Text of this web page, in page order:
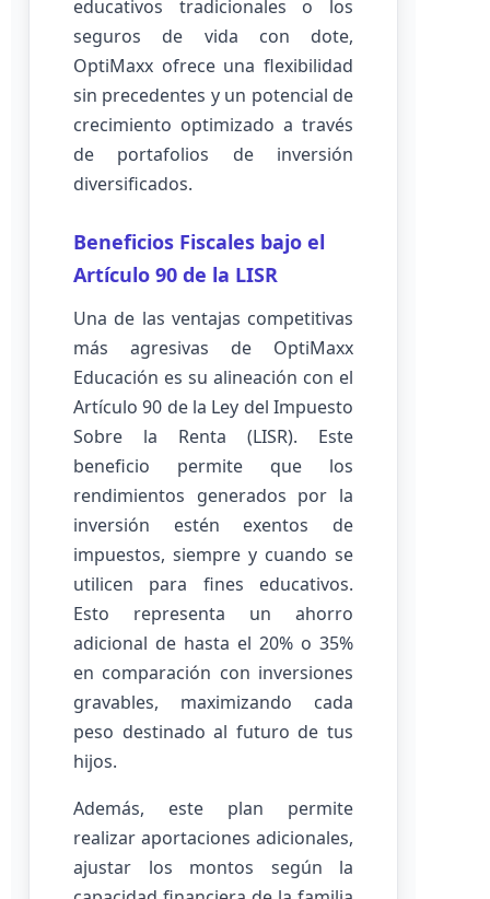
educativos tradicionales o los
seguros de vida con dote,
OptiMaxx ofrece una flexibilidad
sin precedentes y un potencial de
crecimiento optimizado a través
de portafolios de inversión
diversificados.
Beneficios Fiscales bajo el
Artículo 90 de la LISR
Una de las ventajas competitivas
más agresivas de OptiMaxx
Educación es su alineación con el
Artículo 90 de la Ley del Impuesto
Sobre la Renta (LISR). Este
beneficio permite que los
rendimientos generados por la
inversión estén exentos de
impuestos, siempre y cuando se
utilicen para fines educativos.
Esto representa un ahorro
adicional de hasta el 20% o 35%
en comparación con inversiones
gravables, maximizando cada
peso destinado al futuro de tus
hijos.
Además, este plan permite
realizar aportaciones adicionales,
ajustar los montos según la